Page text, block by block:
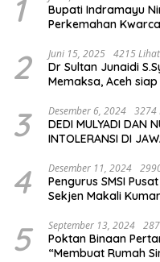
1
Bupati Indramayu
Perkemahan
2 Juni 15, 2025 4215 Lihat
Dr Sultan Junaidi
Memaksa, Aceh
3 Desember 6, 2024 3274
DEDI MULYADI DAN
INTOLERANSI DI
4 Desember 11, 2024
Pengurus SMSI
Sekjen Makali
5 September 13, 2024
Poktan Binaan
“Membuat Rumah